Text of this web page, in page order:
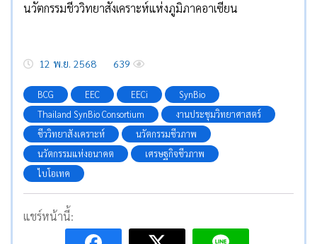
นวัตกรรมชีววิทยาสังเคราะห์แห่งภูมิภาคอาเซียน
12 พ.ย. 2568 639
BCG EEC EECi
SynBio
Thailand SynBio Consortium
งานประชุมวิทยาศาสตร์
ชีววิทยาสังเคราะห์
นวัตกรรมชีวภาพ
นวัตกรรมแห่งอนาคต
เศรษฐกิจชีวภาพ
ไบโอเทค
แชร์หน้านี้: